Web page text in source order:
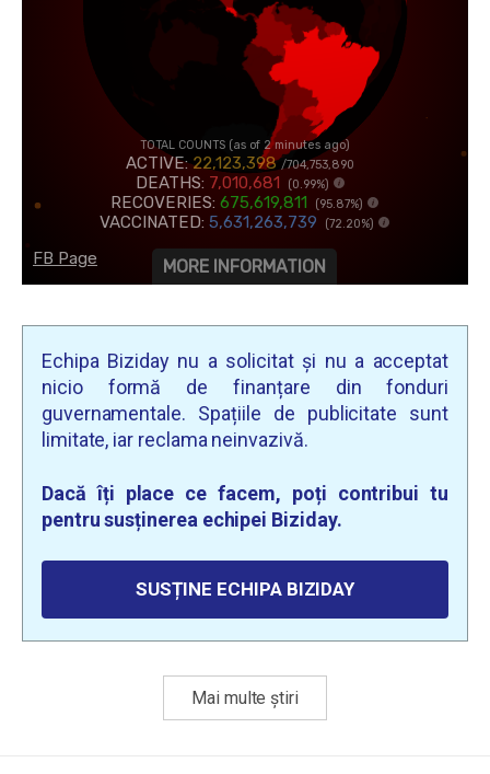
Echipa Biziday nu a solicitat și nu a acceptat
nicio formă de finanțare din fonduri
guvernamentale. Spațiile de publicitate sunt
limitate, iar reclama neinvazivă.
Dacă îți place ce facem, poți contribui tu
pentru susținerea echipei Biziday.
SUSȚINE ECHIPA BIZIDAY
Mai multe știri